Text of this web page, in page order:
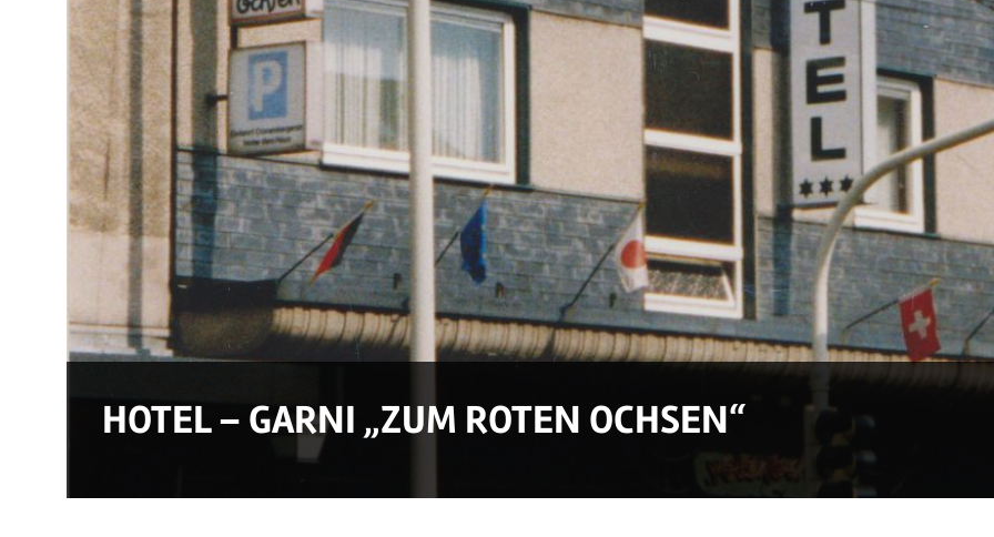
HOTEL – GARNI „ZUM ROTEN OCHSEN“